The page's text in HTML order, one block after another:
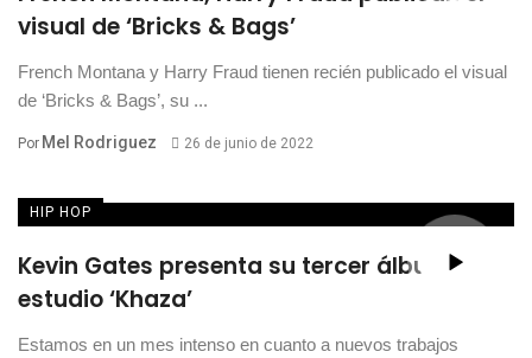
visual de ‘Bricks & Bags’
French Montana y Harry Fraud tienen recién publicado el visual
de ‘Bricks & Bags’, su ...
Por Mel Rodriguez 26 de junio de 2022
HIP HOP
Kevin Gates presenta su tercer álbum de
estudio ‘Khaza’
Estamos en un mes intenso en cuanto a nuevos trabajos